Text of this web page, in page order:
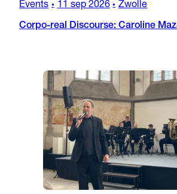
Events • 11 sep 2026 • Zwolle
Corpo-real Discourse: Caroline